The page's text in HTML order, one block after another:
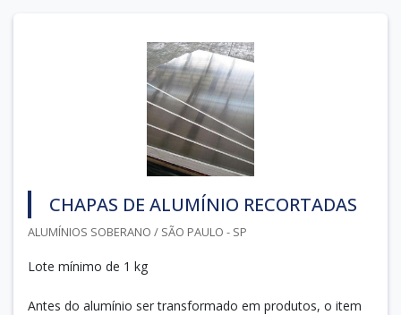
CHAPAS DE ALUMÍNIO RECORTADAS
ALUMÍNIOS SOBERANO / SÃO PAULO - SP
Lote mínimo de 1 kg
Antes do alumínio ser transformado em produtos, o item